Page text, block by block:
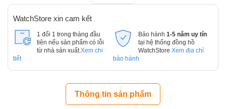
WatchStore xin cam kết
1 đổi 1 trong tháng đầu
tiên nếu sản phẩm có lỗi
từ nhà sản xuất. Xem chi
tiết
Bảo hành 1-5 năm uy tín
tại hệ thống đồng hồ
WatchStore Xem địa chỉ
bảo hành
Thông tin sản phẩm